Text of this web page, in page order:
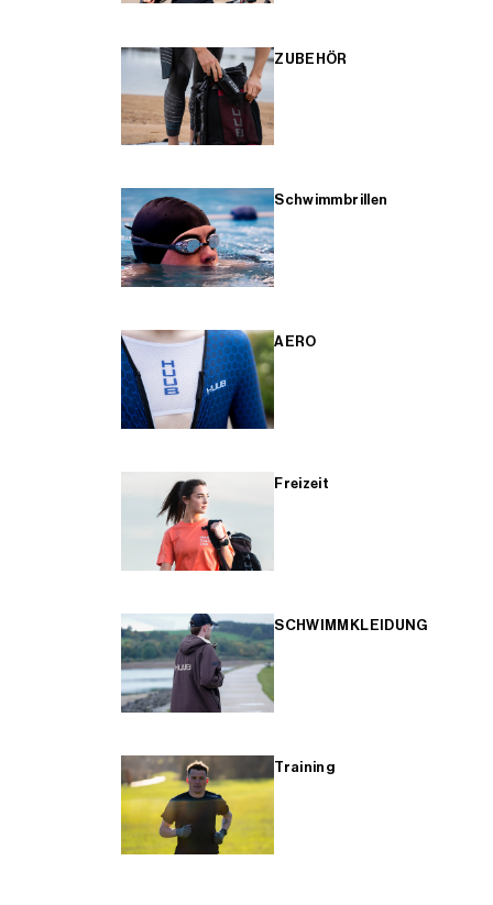
ZUBEHÖR
Schwimmbrillen
AERO
Freizeit
SCHWIMMKLEIDUNG
Training